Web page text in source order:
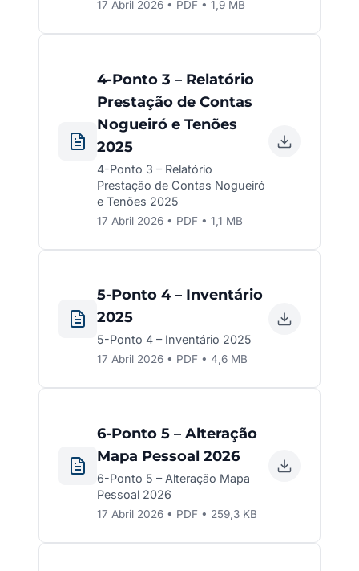
17 Abril 2026 • PDF • 1,9 MB
4-Ponto 3 – Relatório
Prestação de Contas
Nogueiró e Tenões
2025
4-Ponto 3 – Relatório
Prestação de Contas Nogueiró
e Tenões 2025
17 Abril 2026 • PDF • 1,1 MB
5-Ponto 4 – Inventário
2025
5-Ponto 4 – Inventário 2025
17 Abril 2026 • PDF • 4,6 MB
6-Ponto 5 – Alteração
Mapa Pessoal 2026
6-Ponto 5 – Alteração Mapa
Pessoal 2026
17 Abril 2026 • PDF • 259,3 KB